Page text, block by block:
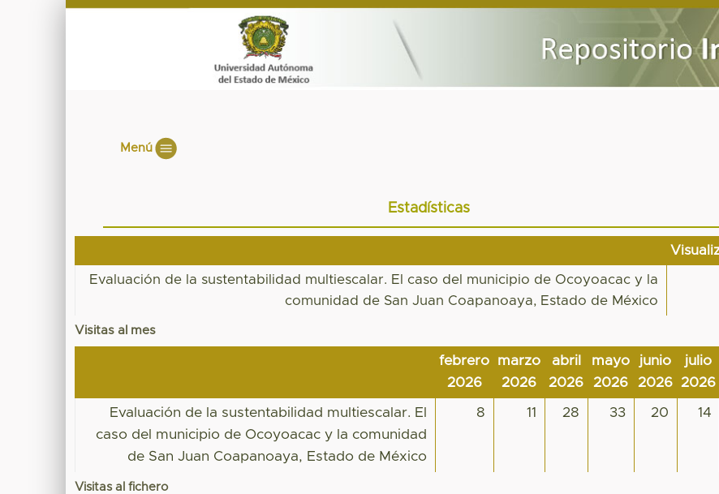
Menú
Estadísticas
Evaluación de la sustentabilidad multiescalar. El caso del municipio de Ocoyoacac y la
comunidad de San Juan Coapanoaya, Estado de México
Visitas al mes
febrero
2026
marzo
2026
abril
2026
mayo
2026
junio
2026
julio
2026
Evaluación de la sustentabilidad multiescalar. El
caso del municipio de Ocoyoacac y la comunidad
de San Juan Coapanoaya, Estado de México
8 11 28 33 20 14
Visitas al fichero